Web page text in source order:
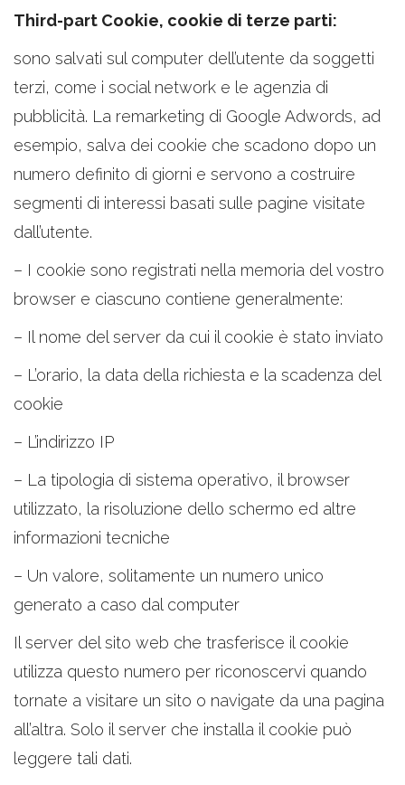
Third-part Cookie, cookie di terze parti:
sono salvati sul computer dell’utente da soggetti
terzi, come i social network e le agenzia di
pubblicità. La remarketing di Google Adwords, ad
esempio, salva dei cookie che scadono dopo un
numero definito di giorni e servono a costruire
segmenti di interessi basati sulle pagine visitate
dall’utente.
– I cookie sono registrati nella memoria del vostro
browser e ciascuno contiene generalmente:
– Il nome del server da cui il cookie è stato inviato
– L’orario, la data della richiesta e la scadenza del
cookie
– L’indirizzo IP
– La tipologia di sistema operativo, il browser
utilizzato, la risoluzione dello schermo ed altre
informazioni tecniche
– Un valore, solitamente un numero unico
generato a caso dal computer
Il server del sito web che trasferisce il cookie
utilizza questo numero per riconoscervi quando
tornate a visitare un sito o navigate da una pagina
all’altra. Solo il server che installa il cookie può
leggere tali dati.